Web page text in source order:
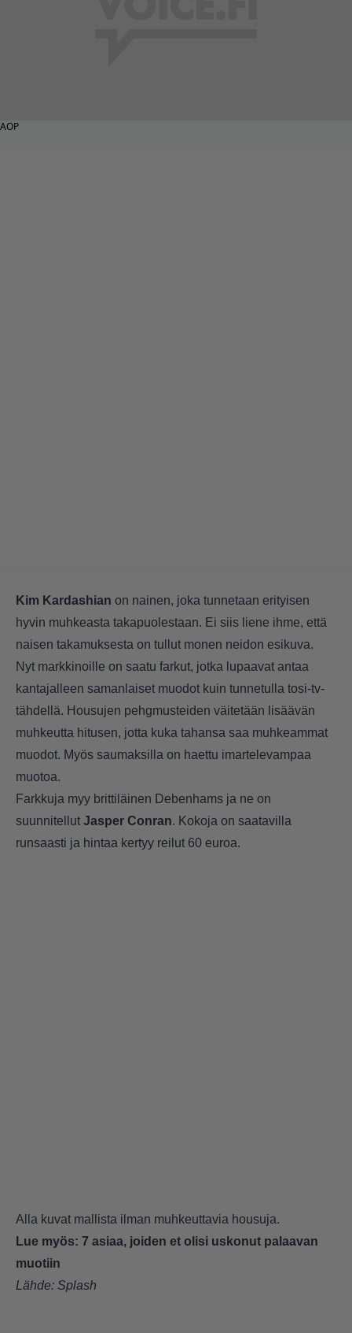
AOP
Kim Kardashian on nainen, joka tunnetaan erityisen
hyvin muhkeasta takapuolestaan. Ei siis liene ihme, että
naisen takamuksesta on tullut monen neidon esikuva.
Nyt markkinoille on saatu farkut, jotka lupaavat antaa
kantajalleen samanlaiset muodot kuin tunnetulla tosi-tv-
tähdellä. Housujen pehgmusteiden väitetään lisäävän
muhkeutta hitusen, jotta kuka tahansa saa muhkeammat
muodot. Myös saumaksilla on haettu imartelevampaa
muotoa.
Farkkuja myy brittiläinen Debenhams ja ne on
suunnitellut Jasper Conran. Kokoja on saatavilla
runsaasti ja hintaa kertyy reilut 60 euroa.
Alla kuvat mallista ilman muhkeuttavia housuja.
Lue myös: 7 asiaa, joiden et olisi uskonut palaavan
muotiin
Lähde: Splash